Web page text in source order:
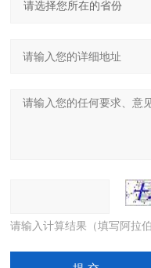
请输入计算结果（填写阿拉